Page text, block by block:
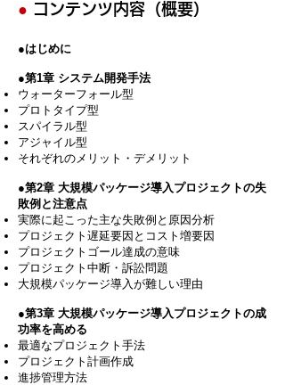
● コンテンツ内容（概要）
●はじめに
●第1章 システム開発手法
ウォーターフォール型
プロトタイプ型
スパイラル型
アジャイル型
それぞれのメリット・デメリット
●第2章 大規模パッケージ導入プロジェクトの失
敗例と注意点
実際に起こった主な失敗例と原因分析
プロジェクト遅延要因とコスト増要因
プロジェクトゴール達成の意味
プロジェクト中断・訴訟問題
大規模パッケージ導入が難しい理由
●第3章 大規模パッケージ導入プロジェクトの成
功率を高める
最適なプロジェクト手法
プロジェクト計画作成
進捗管理方法